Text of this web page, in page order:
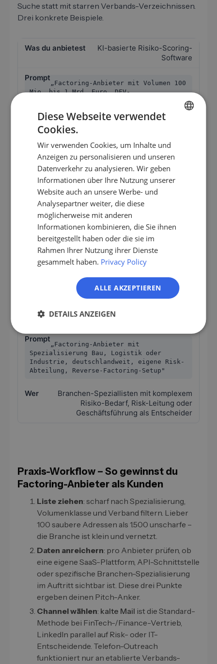
Suche statt mit starren Verbands-Verzeichnissen.
Drei konkrete Beispiele.
KI-basierte Risiko-Scoring-
Software
„Factoring-Anbieter mit Volumen 100
Mio. bis 1 Mrd. Euro, DFV-
Mittelgroße Factoring-Anbieter mit klarem
Marge-Hebel, Risk- oder IT-Leitung als
Ansprechpartner
Mittelstands-Lead-
Generierungs-Plattform
„Factoring-Anbieter mit Schwerpunkt
KMU bis 10 Mio. Umsatz, deutschlandweit,
eigene Sales-Mannschaft, klassisches
Full-Service-Factoring"
KMU-fokussierte Factoring-Anbieter mit
Entscheider
Branchen-spezifische Risiko-
„Factoring-Anbieter mit
Spezialisierung Bau, Logistik oder
Industrie, deutschlandweit, eigene Risk-
Abteilung, Reverse-Factoring-Setup"
Branchen-Speziallisten mit komplexem
Risiko-Bedarf, Risk-Leitung oder
Geschäftsführung als Entscheider
Praxis-Workflow – So gewinnst du
Factoring-Anbieter als Kunden
Liste ziehen: scharf nach Spezialisierung,
Volumenklasse und Verband filtern. Lieber
100 saubere Adressen als 1.500 unscharfe –
die Branche ist klein und vernetzt.
Daten anreichern: pro Anbieter prüfen, ob
eine eigene SaaS-Plattform, API-Schnittstelle
oder spezifische Branchen-Spezialisierung
im Auftritt sichtbar ist. Diese drei Punkte
ergeben deinen Pitch-Anker.
Channel wählen: kalte Mail ist die Standard-
Methode bei FinTech-/Finance-Vertrieb,
LinkedIn parallel auf Risk- oder IT-
Entscheidende. Telefon-Outreach
funktioniert nur an etablierte Verbands-
EN
FR
PL
Diese Webseite verwendet
Cookies.
Wir verwenden Cookies, um Inhalte und
Anzeigen zu personalisieren und unseren
Datenverkehr zu analysieren. Wir geben
Informationen über Ihre Nutzung unserer
Website auch an unsere Werbe- und
Analysepartner weiter, die diese
möglicherweise mit anderen
Informationen kombinieren, die Sie ihnen
bereitgestellt haben oder die sie im
Rahmen Ihrer Nutzung ihrer Dienste
gesammelt haben. Privacy Policy
ALLE AKZEPTIEREN
DETAILS ANZEIGEN